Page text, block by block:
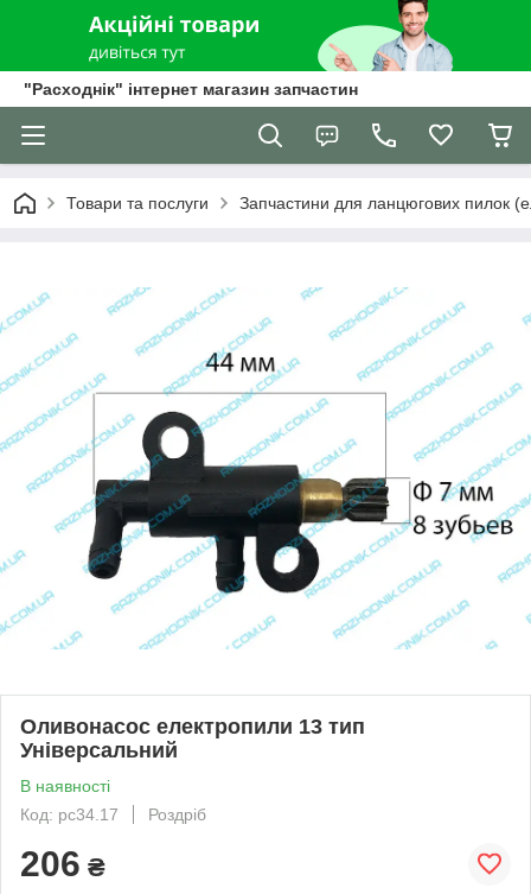
"Расходнік" інтернет магазин запчастин
Товари та послуги Запчастини для ланцюгових пилок
Оливонасос електропили 13 тип
Універсальний
В наявності
Код: pc34.17
Роздріб
206 ₴